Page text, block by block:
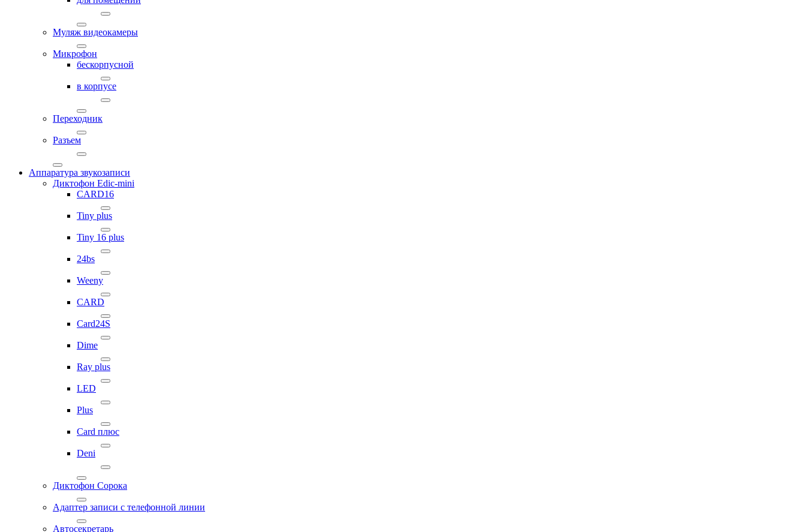
Муляж видеокамеры
Микрофон
бескорпусной
в корпусе
Переходник
Разъем
Аппаратура звукозаписи
Диктофон Edic-mini
CARD16
Tiny plus
Tiny 16 plus
24bs
Weeny
CARD
Card24S
Dime
Ray plus
LED
Plus
Card плюс
Deni
Диктофон Сорока
Адаптер записи с телефонной линии
Автосекретарь